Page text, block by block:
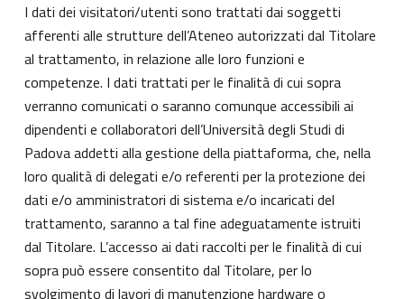
I dati dei visitatori/utenti sono trattati dai soggetti
afferenti alle strutture dell’Ateneo autorizzati dal Titolare
al trattamento, in relazione alle loro funzioni e
competenze. I dati trattati per le finalità di cui sopra
verranno comunicati o saranno comunque accessibili ai
dipendenti e collaboratori dell’Università degli Studi di
Padova addetti alla gestione della piattaforma, che, nella
loro qualità di delegati e/o referenti per la protezione dei
dati e/o amministratori di sistema e/o incaricati del
trattamento, saranno a tal fine adeguatamente istruiti
dal Titolare. L’accesso ai dati raccolti per le finalità di cui
sopra può essere consentito dal Titolare, per lo
svolgimento di lavori di manutenzione hardware o